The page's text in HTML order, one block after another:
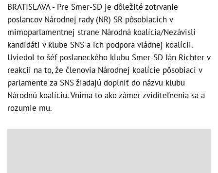
BRATISLAVA - Pre Smer-SD je dôležité zotrvanie
poslancov Národnej rady (NR) SR pôsobiacich v
mimoparlamentnej strane Národná koalícia/Nezávislí
kandidáti v klube SNS a ich podpora vládnej koalícii.
Uviedol to šéf poslaneckého klubu Smer-SD Ján Richter v
reakcii na to, že členovia Národnej koalície pôsobiaci v
parlamente za SNS žiadajú doplniť do názvu klubu
Národnú koalíciu. Vníma to ako zámer zviditeľnenia sa a
rozumie mu.